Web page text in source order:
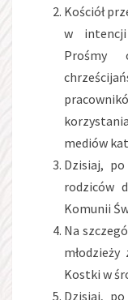
Kościół
w intencji
Prośmy
mediów
Dzisiaj,
rodziców
Komunii
Na
Kostki w
Dzisiaj,